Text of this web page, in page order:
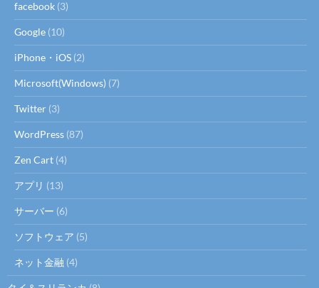
facebook (3)
Google (10)
iPhone・iOS (2)
Microsoft(Windows) (7)
Twitter (3)
WordPress (87)
Zen Cart (4)
アプリ (13)
サーバー (6)
ソフトウェア (5)
ネット金融 (4)